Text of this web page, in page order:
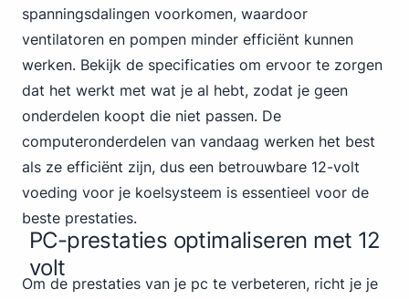
spanningsdalingen voorkomen, waardoor
ventilatoren en pompen minder efficiënt kunnen
werken. Bekijk de specificaties om ervoor te zorgen
dat het werkt met wat je al hebt, zodat je geen
onderdelen koopt die niet passen. De
computeronderdelen van vandaag werken het best
als ze efficiënt zijn, dus een betrouwbare 12-volt
voeding voor je koelsysteem is essentieel voor de
beste prestaties.
PC-prestaties optimaliseren met 12
volt
Om de prestaties van je pc te verbeteren, richt je je